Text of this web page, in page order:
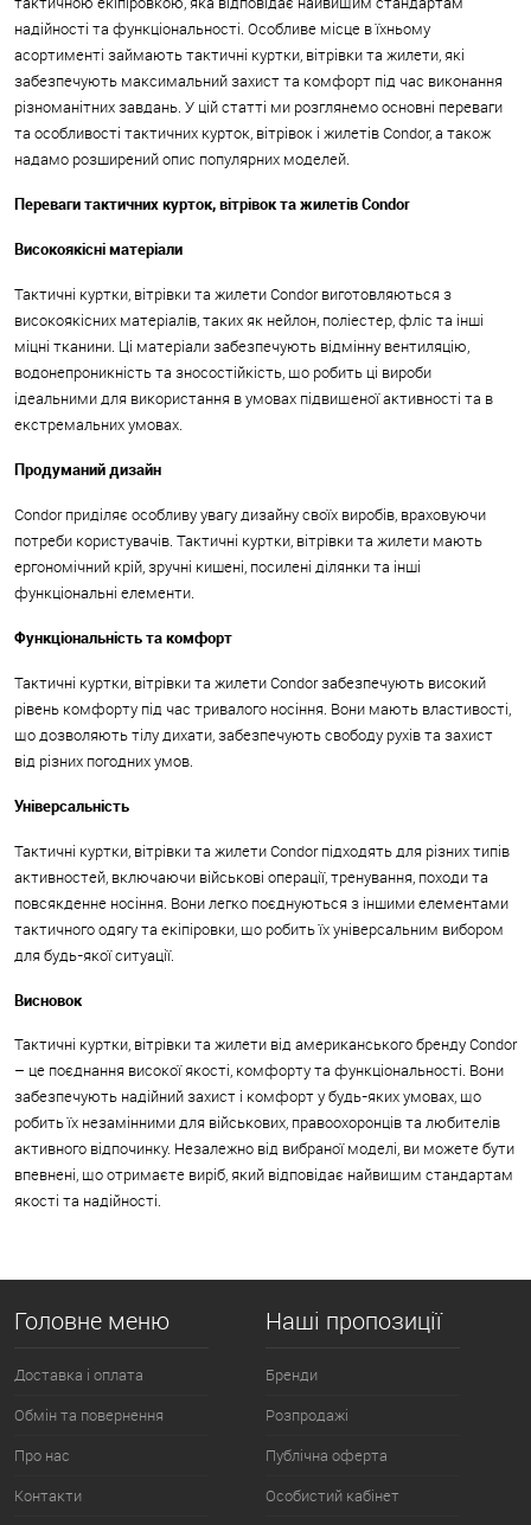
надійності та функціональності. Особливе місце в їхньому
асортименті займають тактичні куртки, вітрівки та жилети, які
забезпечують максимальний захист та комфорт під час виконання
різноманітних завдань. У цій статті ми розглянемо основні переваги
та особливості тактичних курток, вітрівок і жилетів Condor, а також
надамо розширений опис популярних моделей.
Переваги тактичних курток, вітрівок та жилетів Condor
Високоякісні матеріали
Тактичні куртки, вітрівки та жилети Condor виготовляються з
високоякісних матеріалів, таких як нейлон, поліестер, фліс та інші
міцні тканини. Ці матеріали забезпечують відмінну вентиляцію,
водонепроникність та зносостійкість, що робить ці вироби
ідеальними для використання в умовах підвищеної активності та в
екстремальних умовах.
Продуманий дизайн
Condor приділяє особливу увагу дизайну своїх виробів, враховуючи
потреби користувачів. Тактичні куртки, вітрівки та жилети мають
ергономічний крій, зручні кишені, посилені ділянки та інші
функціональні елементи.
Функціональність та комфорт
Тактичні куртки, вітрівки та жилети Condor забезпечують високий
рівень комфорту під час тривалого носіння. Вони мають властивості,
що дозволяють тілу дихати, забезпечують свободу рухів та захист
від різних погодних умов.
Універсальність
Тактичні куртки, вітрівки та жилети Condor підходять для різних типів
активностей, включаючи військові операції, тренування, походи та
повсякденне носіння. Вони легко поєднуються з іншими елементами
тактичного одягу та екіпіровки, що робить їх універсальним вибором
для будь-якої ситуації.
Висновок
Тактичні куртки, вітрівки та жилети від американського бренду Condor
– це поєднання високої якості, комфорту та функціональності. Вони
забезпечують надійний захист і комфорт у будь-яких умовах, що
робить їх незамінними для військових, правоохоронців та любителів
активного відпочинку. Незалежно від вибраної моделі, ви можете бути
впевнені, що отримаєте виріб, який відповідає найвищим стандартам
якості та надійності.
Головне меню
Доставка і оплата
Обмін та повернення
Про нас
Контакти
Наші пропозиції
Бренди
Розпродажі
Публічна оферта
Особистий кабінет